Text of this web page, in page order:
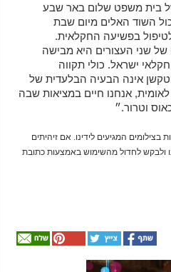
בית משפט שלום באר שבע
השוד האלים מיום שבת
בפשיעה החקלאית.
שני העצורים היא מבישה
ישראל. כולי תקווה
אינה הבעיה הבלעדית של
אנחנו חיים במציאות שבה
וטרור.״
בצילומים המגיעים לידינו. אם זיהיתים
ולבקש לחדול מהשימוש באמצעות כתובת